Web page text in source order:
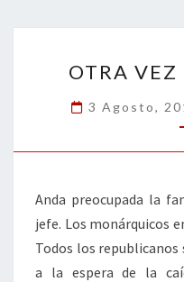
OTRA VEZ
3 Agosto,
Anda preocupada la
jefe. Los monárquicos
Todos los
a la espera de la